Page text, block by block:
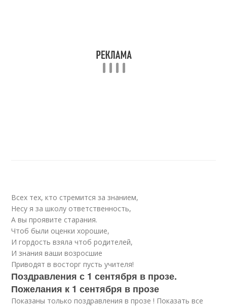
Всех тех, кто стремится за знанием,
Несу я за школу ответственность,
А вы проявите старания.
Чтоб были оценки хорошие,
И гордость взяла чтоб родителей,
И знания ваши возросшие
Приводят в восторг пусть учителя!
Поздравления с 1 сентября в прозе.
Пожелания к 1 сентября в прозе
Показаны только поздравления в прозе ! Показать все